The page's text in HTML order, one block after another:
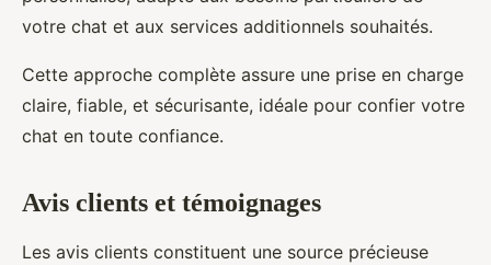
votre chat et aux services additionnels souhaités.
Cette approche complète assure une prise en charge
claire, fiable, et sécurisante, idéale pour confier votre
chat en toute confiance.
Avis clients et témoignages
Les avis clients constituent une source précieuse